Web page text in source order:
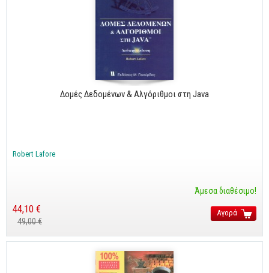
Δομές Δεδομένων & Αλγόριθμοι στη Java
Robert Lafore
Άμεσα διαθέσιμο!
44,10 €
49,00 €
Αγορά